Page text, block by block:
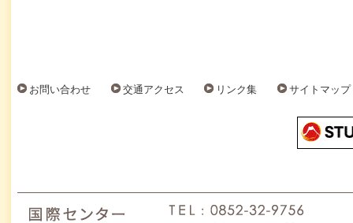
お問い合わせ 交通アクセス リンク集 サイトマップ